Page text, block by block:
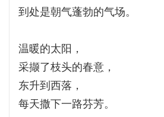
到处是朝气蓬勃的气场。
温暖的太阳，
采撷了枝头的春意，
东升到西落，
每天撒下一路芬芳。